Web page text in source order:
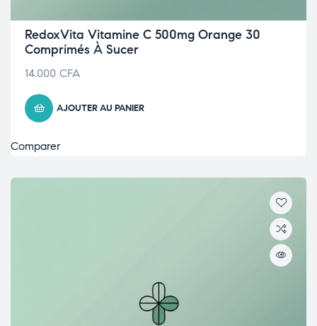
RedoxVita Vitamine C 500mg Orange 30
Comprimés À Sucer
14.000 CFA
AJOUTER AU PANIER
Comparer